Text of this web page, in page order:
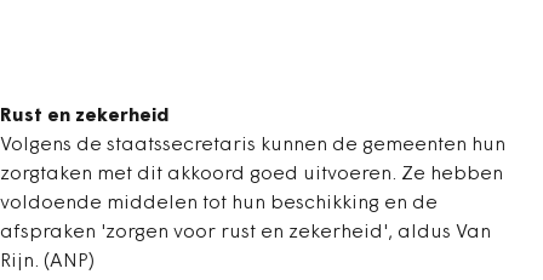
Rust en zekerheid
Volgens de staatssecretaris kunnen de gemeenten hun
zorgtaken met dit akkoord goed uitvoeren. Ze hebben
voldoende middelen tot hun beschikking en de
afspraken 'zorgen voor rust en zekerheid', aldus Van
Rijn. (ANP)